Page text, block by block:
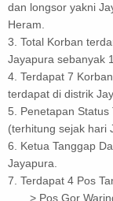
dan longsor yakni
Heram.
3. Total Korban
Jayapura sebanyak
4. Terdapat 7
terdapat di distrik
5. Penetapan
(terhitung sejak hari
6. Ketua Tanggap
Jayapura.
7. Terdapat 4 Pos
> Pos Gor